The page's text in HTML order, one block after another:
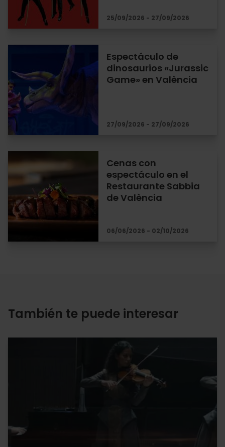
25/09/2026 - 27/09/2026
Espectáculo de
dinosaurios «Jurassic
Game» en València
27/09/2026 - 27/09/2026
Cenas con
espectáculo en el
Restaurante Sabbia
de València
06/06/2026 - 02/10/2026
También te puede interesar